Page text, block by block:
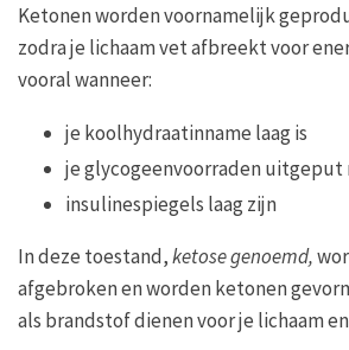
Ketonen worden voornamelijk
zodra je lichaam vet afbreekt voor
vooral wanneer:
je koolhydraatinname laag is
je glycogeenvoorraden uitgeput
insulinespiegels laag zijn
In deze toestand,ketose genoemd,
afgebroken en worden ketonen
als brandstof dienen voor je lichaam